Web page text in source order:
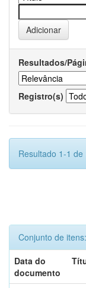
Resultados/
Registro(s)
Resultado 1-1 de
Conjunto de itens:
Data do
documento